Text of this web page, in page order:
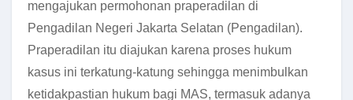
mengajukan permohonan praperadilan di
Pengadilan Negeri Jakarta Selatan (Pengadilan).
Praperadilan itu diajukan karena proses hukum
kasus ini terkatung-katung sehingga menimbulkan
ketidakpastian hukum bagi MAS, termasuk adanya